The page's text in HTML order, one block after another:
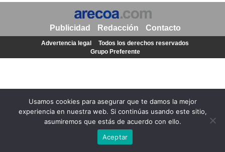
Usamos cookies para asegurar que te damos la mejor
experiencia en nuestra web. Si continúas usando este sitio,
asumiremos que estás de acuerdo con ello.
Aceptar
Publicidad Redacción Contacto
Advertencia legal
Todos los derechos reservados
Grupo Preferente